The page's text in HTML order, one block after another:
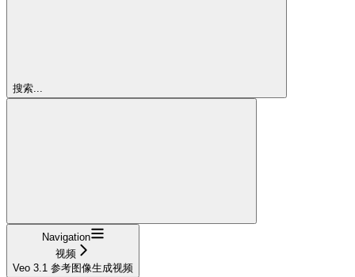
搜索...
Navigation
视频
Veo 3.1 参考图像生成视频